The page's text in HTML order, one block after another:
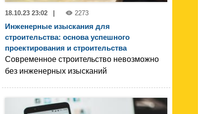
18.10.23 23:02 2273
Инженерные изыскания для
строительства: основа успешного
проектирования и строительства
Современное строительство невозможно
без инженерных изысканий